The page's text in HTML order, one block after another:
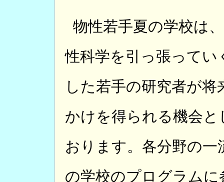
物性若手夏の学校は
性科学を引っ張ってい
した若手の研究者が
かけを得られる機会
おります。各分野の
の学校のプログラム